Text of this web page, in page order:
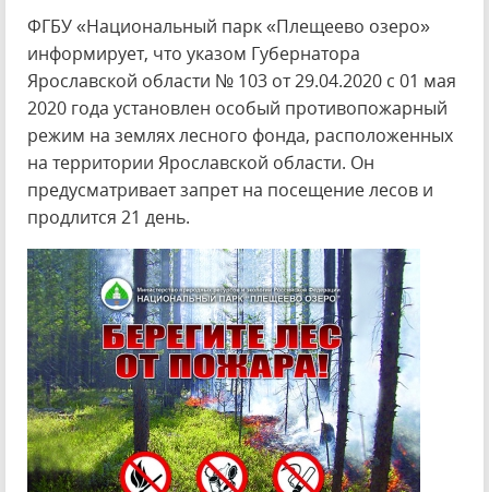
ФГБУ «Национальный парк «Плещеево озеро»
информирует, что указом Губернатора
Ярославской области № 103 от 29.04.2020 с 01 мая
2020 года установлен особый противопожарный
режим на землях лесного фонда, расположенных
на территории Ярославской области. Он
предусматривает запрет на посещение лесов и
продлится 21 день.